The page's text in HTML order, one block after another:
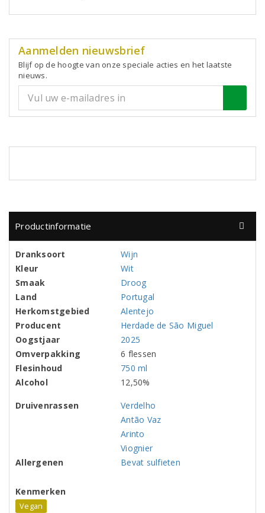
Aanmelden nieuwsbrief
Blijf op de hoogte van onze speciale acties en het laatste
nieuws.
Productinformatie
Dranksoort
Wijn
Kleur
Wit
Smaak
Droog
Land
Portugal
Herkomstgebied
Alentejo
Producent
Herdade de São Miguel
Oogstjaar
2025
Omverpakking
6 flessen
Flesinhoud
750 ml
Alcohol
12,50%
Druivenrassen
Verdelho
Antão Vaz
Arinto
Viognier
Allergenen
Bevat sulfieten
Kenmerken
Vegan